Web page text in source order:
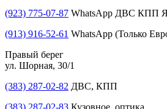
(923) 775-07-87 WhatsApp ДВС КПП
(913) 916-52-61 WhatsApp (Только
Правый берег
ул. Шорная, 30/1
(383) 287-02-82 ДВС, КПП
(383) 287-02-83 Кузовное, оптика